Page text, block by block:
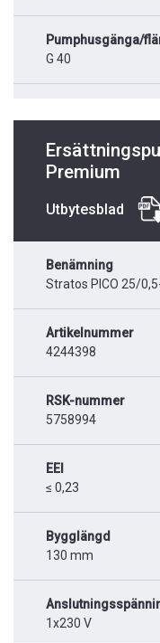
Pumphusgänga/
G 40
Premium
Utbytesblad
Benämning
Stratos PICO 25/
Artikelnummer
4244398
RSK-nummer
5758994
EEI
≤ 0,23
Bygglängd
130 mm
1x230 V